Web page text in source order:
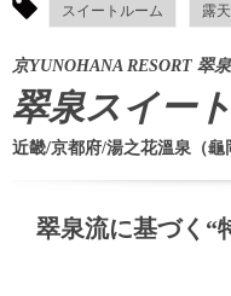
スイートルーム 露
京YUNOHANA RESORT 翠泉
翠泉スイー
近畿/京都府/湯之花溫泉（龜
翠泉流に基づく“